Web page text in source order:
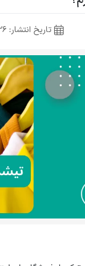
تاریخ انتشار: ۲۶